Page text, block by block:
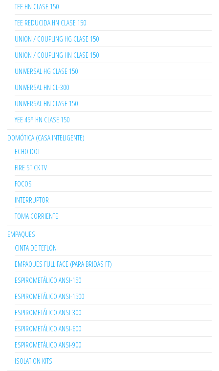
TEE HN CLASE 150
TEE REDUCIDA HN CLASE 150
UNION / COUPLING HG CLASE 150
UNION / COUPLING HN CLASE 150
UNIVERSAL HG CLASE 150
UNIVERSAL HN CL-300
UNIVERSAL HN CLASE 150
YEE 45° HN CLASE 150
DOMÓTICA (CASA INTELIGENTE)
ECHO DOT
FIRE STICK TV
FOCOS
INTERRUPTOR
TOMA CORRIENTE
EMPAQUES
CINTA DE TEFLÓN
EMPAQUES FULL FACE (PARA BRIDAS FF)
ESPIROMETÁLICO ANSI-150
ESPIROMETÁLICO ANSI-1500
ESPIROMETÁLICO ANSI-300
ESPIROMETÁLICO ANSI-600
ESPIROMETÁLICO ANSI-900
ISOLATION KITS